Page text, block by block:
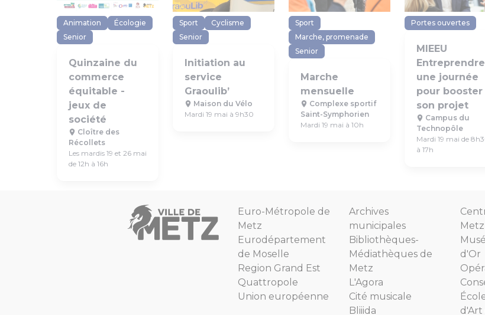
Animation
Écologie
Senior
Quinzaine du
commerce
équitable -
jeux de
société
Cloître des
Récollets
Les mardis 19 et 26 mai
de 12h à 16h
Sport
Cyclisme
Senior
Initiation au
service
Graoulib’
Maison du Vélo
Mardi 19 mai à 9h30
Sport
Marche, promenade
Senior
Marche
mensuelle
Complexe sportif
Saint-Symphorien
Mardi 19 mai à 10h
Portes ouvertes
MIEEU
une journée
pour booster
son projet
Campus du
Technopôle
Mardi 19 mai de
à 17h
Euro-Métropole de
Metz
Eurodépartement
de Moselle
Region Grand Est
Quattropole
Union européenne
Archives
municipales
Bibliothèques-
Médiathèques de
Metz
L'Agora
Cité musicale
Bliiida
Metz
d'Or
d'Art